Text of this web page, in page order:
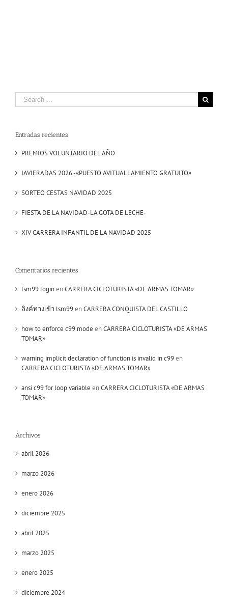
Search
for:
Entradas recientes
PREMIOS VOLUNTARIO DEL AÑO
JAVIERADAS 2026 -«PUESTO AVITUALLAMIENTO GRATUITO»
SORTEO CESTAS NAVIDAD 2025
FIESTA DE LA NAVIDAD-LA GOTA DE LECHE-
XIV CARRERA INFANTIL DE LA NAVIDAD 2025
Comentarios recientes
lsm99 loginenCARRERA CICLOTURISTA «DE ARMAS TOMAR»
ลิงค์ทางเข้า lsm99enCARRERA CONQUISTA DEL CASTILLO
how to enforce c99 mode enCARRERA CICLOTURISTA «DE ARMAS
TOMAR»
warning implicit declaration of function is invalid in c99en
CARRERA CICLOTURISTA «DE ARMAS TOMAR»
ansi c99 for loop variable enCARRERA CICLOTURISTA «DE ARMAS
TOMAR»
Archivos
abril 2026
marzo 2026
enero 2026
diciembre 2025
abril 2025
marzo 2025
enero 2025
diciembre 2024